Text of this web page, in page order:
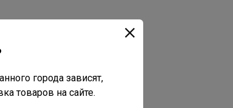
города зависят,
товаров на сайте.